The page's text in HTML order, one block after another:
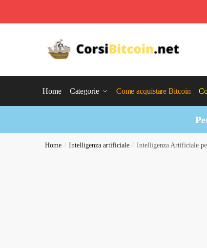
Home Categorie Come acquistare Bitcoin
Home / Intelligenza artificiale / Intelligenza Artificiale